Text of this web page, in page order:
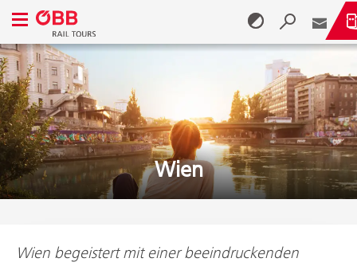
Zum Inhalt springen (Alt + 0)
Zum Menü springen (Alt + 1)
Navigationsmenü öffnen
Wien
Wien begeistert mit einer beeindruckenden